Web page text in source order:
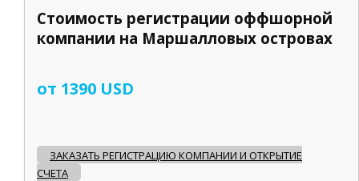
Стоимость регистрации оффшорной
компании на Маршалловых островах
от 1390 USD
ЗАКАЗАТЬ РЕГИСТРАЦИЮ КОМПАНИИ И ОТКРЫТИЕ
СЧЕТА